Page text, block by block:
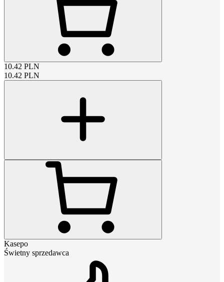
10.42 PLN
10.42 PLN
Kasepo
Świetny sprzedawca